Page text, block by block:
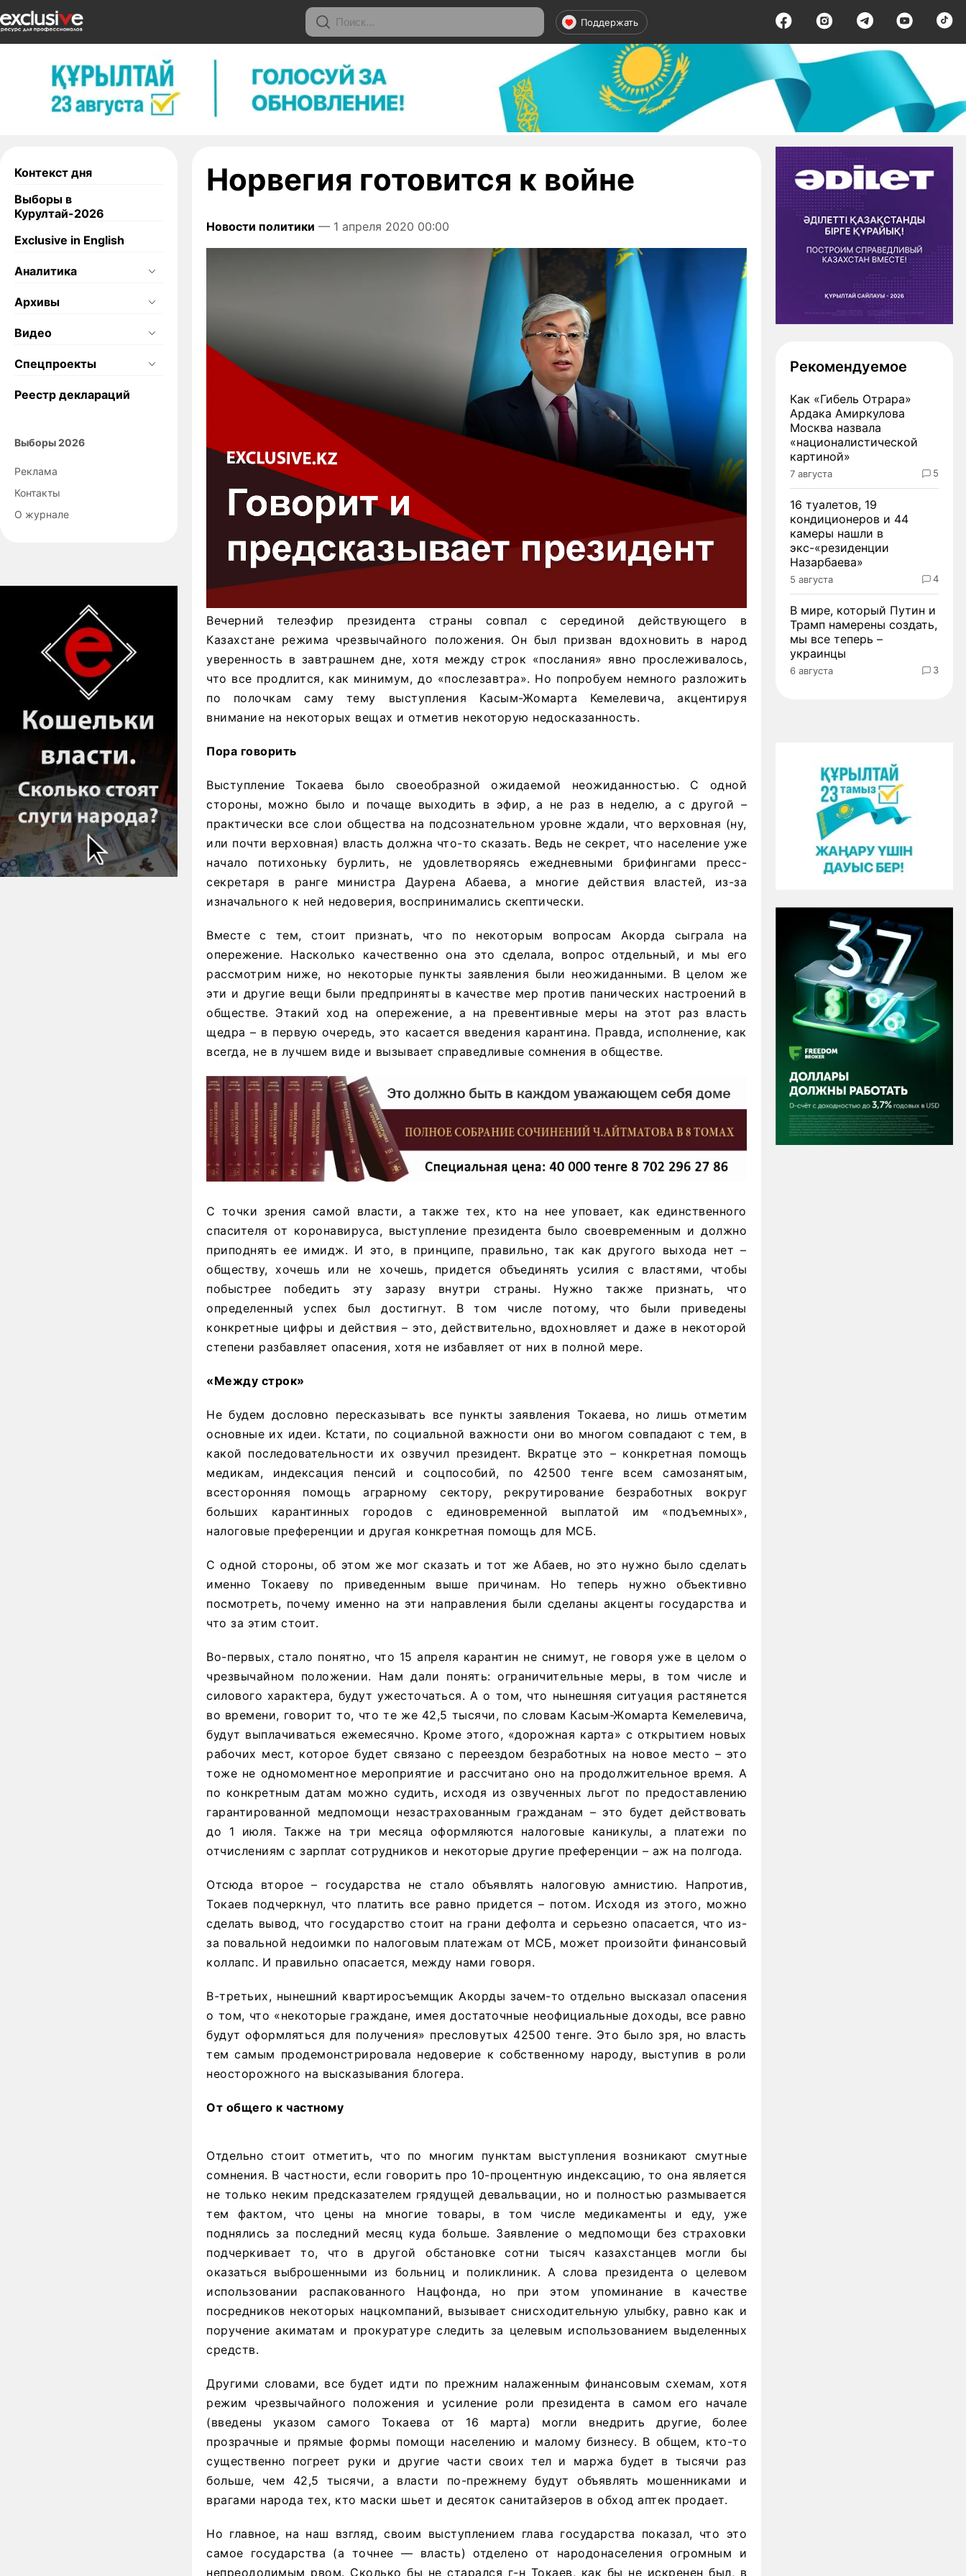
Поддержать
Контекст дня
Выборы в
Курултай-2026
Exclusive in English
Аналитика
Архивы
Видео
Спецпроекты
Реестр деклараций
Выборы 2026
Реклама
Контакты
О журнале
Норвегия готовится к войне
Новости политики — 1 апреля 2020 00:00
Вечерний телеэфир президента страны совпал с серединой действующего в
Казахстане режима чрезвычайного положения. Он был призван вдохновить в народ
уверенность в завтрашнем дне, хотя между строк «послания» явно прослеживалось,
что все продлится, как минимум, до «послезавтра». Но попробуем немного разложить
по полочкам саму тему выступления Касым-Жомарта Кемелевича, акцентируя
внимание на некоторых вещах и отметив некоторую недосказанность.
Пора говорить
Выступление Токаева было своеобразной ожидаемой неожиданностью. С одной
стороны, можно было и почаще выходить в эфир, а не раз в неделю, а с другой –
практически все слои общества на подсознательном уровне ждали, что верховная (ну,
или почти верховная) власть должна что-то сказать. Ведь не секрет, что население уже
начало потихоньку бурлить, не удовлетворяясь ежедневными брифингами пресс-
секретаря в ранге министра Даурена Абаева, а многие действия властей, из-за
изначального к ней недоверия, воспринимались скептически.
Вместе с тем, стоит признать, что по некоторым вопросам Акорда сыграла на
опережение. Насколько качественно она это сделала, вопрос отдельный, и мы его
рассмотрим ниже, но некоторые пункты заявления были неожиданными. В целом же
эти и другие вещи были предприняты в качестве мер против панических настроений в
обществе. Этакий ход на опережение, а на превентивные меры на этот раз власть
щедра – в первую очередь, это касается введения карантина. Правда, исполнение, как
всегда, не в лучшем виде и вызывает справедливые сомнения в обществе.
С точки зрения самой власти, а также тех, кто на нее уповает, как единственного
спасителя от коронавируса, выступление президента было своевременным и должно
приподнять ее имидж. И это, в принципе, правильно, так как другого выхода нет –
обществу, хочешь или не хочешь, придется объединять усилия с властями, чтобы
побыстрее победить эту заразу внутри страны. Нужно также признать, что
определенный успех был достигнут. В том числе потому, что были приведены
конкретные цифры и действия – это, действительно, вдохновляет и даже в некоторой
степени разбавляет опасения, хотя не избавляет от них в полной мере.
«Между строк»
Не будем дословно пересказывать все пункты заявления Токаева, но лишь отметим
основные их идеи. Кстати, по социальной важности они во многом совпадают с тем, в
какой последовательности их озвучил президент. Вкратце это – конкретная помощь
медикам, индексация пенсий и соцпособий, по 42500 тенге всем самозанятым,
всесторонняя помощь аграрному сектору, рекрутирование безработных вокруг
больших карантинных городов с единовременной выплатой им «подъемных»,
налоговые преференции и другая конкретная помощь для МСБ.
С одной стороны, об этом же мог сказать и тот же Абаев, но это нужно было сделать
именно Токаеву по приведенным выше причинам. Но теперь нужно объективно
посмотреть, почему именно на эти направления были сделаны акценты государства и
что за этим стоит.
Во-первых, стало понятно, что 15 апреля карантин не снимут, не говоря уже в целом о
чрезвычайном положении. Нам дали понять: ограничительные меры, в том числе и
силового характера, будут ужесточаться. А о том, что нынешняя ситуация растянется
во времени, говорит то, что те же 42,5 тысячи, по словам Касым-Жомарта Кемелевича,
будут выплачиваться ежемесячно. Кроме этого, «дорожная карта» с открытием новых
рабочих мест, которое будет связано с переездом безработных на новое место – это
тоже не одномоментное мероприятие и рассчитано оно на продолжительное время. А
по конкретным датам можно судить, исходя из озвученных льгот по предоставлению
гарантированной медпомощи незастрахованным гражданам – это будет действовать
до 1 июля. Также на три месяца оформляются налоговые каникулы, а платежи по
отчислениям с зарплат сотрудников и некоторые другие преференции – аж на полгода.
Отсюда второе – государства не стало объявлять налоговую амнистию. Напротив,
Токаев подчеркнул, что платить все равно придется – потом. Исходя из этого, можно
сделать вывод, что государство стоит на грани дефолта и серьезно опасается, что из-
за повальной недоимки по налоговым платежам от МСБ, может произойти финансовый
коллапс. И правильно опасается, между нами говоря.
В-третьих, нынешний квартиросъемщик Акорды зачем-то отдельно высказал опасения
о том, что «некоторые граждане, имея достаточные неофициальные доходы, все равно
будут оформляться для получения» пресловутых 42500 тенге. Это было зря, но власть
тем самым продемонстрировала недоверие к собственному народу, выступив в роли
неосторожного на высказывания блогера.
От общего к частному
Отдельно стоит отметить, что по многим пунктам выступления возникают смутные
сомнения. В частности, если говорить про 10-процентную индексацию, то она является
не только неким предсказателем грядущей девальвации, но и полностью размывается
тем фактом, что цены на многие товары, в том числе медикаменты и еду, уже
поднялись за последний месяц куда больше. Заявление о медпомощи без страховки
подчеркивает то, что в другой обстановке сотни тысяч казахстанцев могли бы
оказаться выброшенными из больниц и поликлиник. А слова президента о целевом
использовании распакованного Нацфонда, но при этом упоминание в качестве
посредников некоторых нацкомпаний, вызывает снисходительную улыбку, равно как и
поручение акиматам и прокуратуре следить за целевым использованием выделенных
средств.
Другими словами, все будет идти по прежним налаженным финансовым схемам, хотя
режим чрезвычайного положения и усиление роли президента в самом его начале
(введены указом самого Токаева от 16 марта) могли внедрить другие, более
прозрачные и прямые формы помощи населению и малому бизнесу. В общем, кто-то
существенно погреет руки и другие части своих тел и маржа будет в тысячи раз
больше, чем 42,5 тысячи, а власти по-прежнему будут объявлять мошенниками и
врагами народа тех, кто маски шьет и десяток санитайзеров в обход аптек продает.
Но главное, на наш взгляд, своим выступлением глава государства показал, что это
самое государства (а точнее — власть) отделено от народонаселения огромным и
непреодолимым рвом. Сколько бы не старался г-н Токаев, как бы не искренен был, в
Рекомендуемое
Как «Гибель Отрара»
Ардака Амиркулова
Москва назвала
«националистической
картиной»
7 августа 5
16 туалетов, 19
кондиционеров и 44
камеры нашли в
экс-«резиденции
Назарбаева»
5 августа 4
В мире, который Путин и
Трамп намерены создать,
мы все теперь –
украинцы
6 августа 3